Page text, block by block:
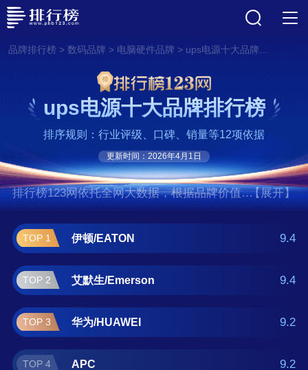
品牌排行榜> 数码品牌 > 电脑硬件品牌 > ups电源十大品牌排行榜
ups电源十大品牌排行榜
排序规则：行业评级、口碑、销量等12项依据
更新时间：2026年4月1日
排行榜123网依托全网大数据，根据品牌价值、
口碑评价等多项指数评选出了ups电源十大品牌
排行榜,前十名分别是伊顿/EATON、艾默
生/Emerson、华为/HUAWEI、APC、台
达/DELTA、维谛技术/Vertiv、山特/Santak、科
华/KELONG、PCM、科士达。如果您正在查找
ups电源什么牌子好？那么本ups电源十大品牌
榜单可供您作为选购参考，我们致力于用最真
实的用户数据推荐口碑最好的ups电源品牌，让
您选得放心。(榜单每月更新一次)
【展开】
TOP 1 伊顿/EATON 9.4
TOP 2 艾默生/Emerson 9.4
TOP 3 华为/HUAWEI 9.2
TOP 4 APC 9.2